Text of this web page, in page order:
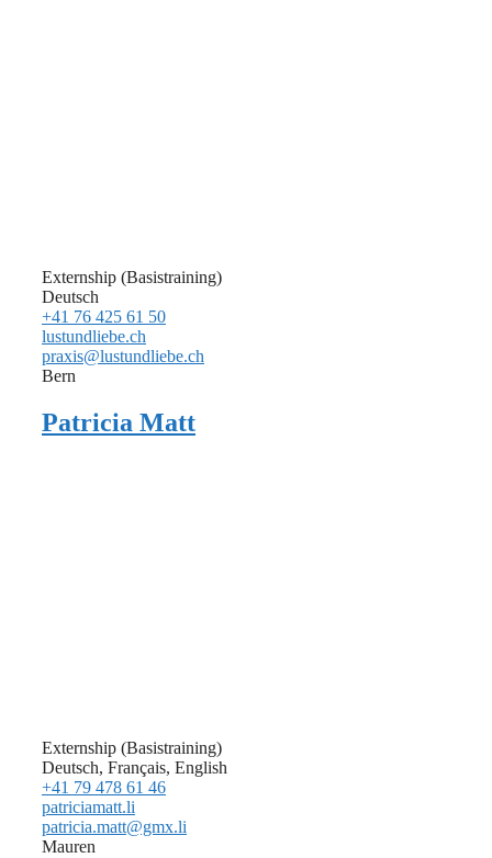
Externship (Basistraining)
Deutsch
+41 76 425 61 50
lustundliebe.ch
praxis@lustundliebe.ch
Bern
Patricia Matt
Externship (Basistraining)
Deutsch, Français, English
+41 79 478 61 46
patriciamatt.li
patricia.matt@gmx.li
Mauren